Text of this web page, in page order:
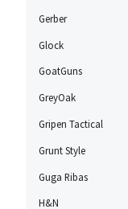
Gerber
Glock
GoatGuns
GreyOak
Gripen Tactical
Grunt Style
Guga Ribas
H&N